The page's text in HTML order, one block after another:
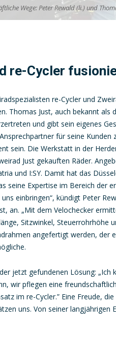
Wege: Peter Rewald (li.) und
re-Cycler
re-Cycler und
Thomas Just, auch bekannt als
und gibt sein eigenes
für seine
sein. Die Werkstatt in der
Just gekauften Räder.
und I:SY. Damit hat das
seine Expertise im Bereich der
einbringen“, kündigt Peter
an. „Mit dem Velochecker
Sitzwinkel, Steuerrohrhöhe
angefertigt werden, der
jetzt gefundenen Lösung: „Ich
wir pflegen eine
im re-Cycler.” Eine Freude,
uns. Von seiner